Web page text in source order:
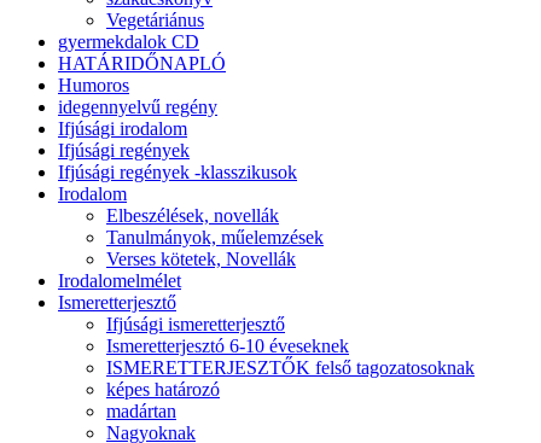
Vegetáriánus
gyermekdalok CD
HATÁRIDŐNAPLÓ
Humoros
idegennyelvű regény
Ifjúsági irodalom
Ifjúsági regények
Ifjúsági regények -klasszikusok
Irodalom
Elbeszélések, novellák
Tanulmányok, műelemzések
Verses kötetek, Novellák
Irodalomelmélet
Ismeretterjesztő
Ifjúsági ismeretterjesztő
Ismeretterjesztó 6-10 éveseknek
ISMERETTERJESZTŐK felső tagozatosoknak
képes határozó
madártan
Nagyoknak